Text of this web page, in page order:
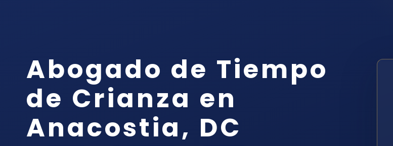
Abogado de Tiempo
de Crianza en
Anacostia, DC